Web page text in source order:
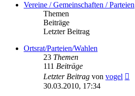
Vereine / Gemeinschaften / Parteien
Themen
Beiträge
Letzter Beitrag
Ortsrat/Parteien/Wahlen
23 Themen
111 Beiträge
Letzter Beitrag von vogel
30.03.2010, 17:34